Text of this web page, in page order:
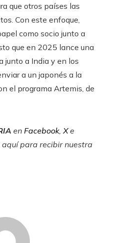
que otros países las
Con este enfoque,
como socio junto a
que en 2025 lance una
junto a India y en los
a un japonés a la
el programa Artemis, de
en Facebook, Xe
aquí para recibirnuestra